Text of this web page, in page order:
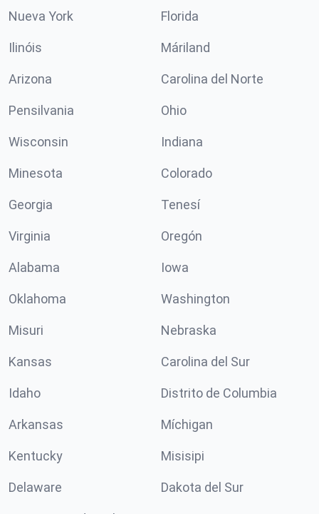
Nueva York Florida
Ilinóis Máriland
Arizona Carolina del Norte
Pensilvania Ohio
Wisconsin Indiana
Minesota Colorado
Georgia Tenesí
Virginia Oregón
Alabama Iowa
Oklahoma Washington
Misuri Nebraska
Kansas Carolina del Sur
Idaho Distrito de Columbia
Arkansas Míchigan
Kentucky Misisipi
Delaware Dakota del Sur